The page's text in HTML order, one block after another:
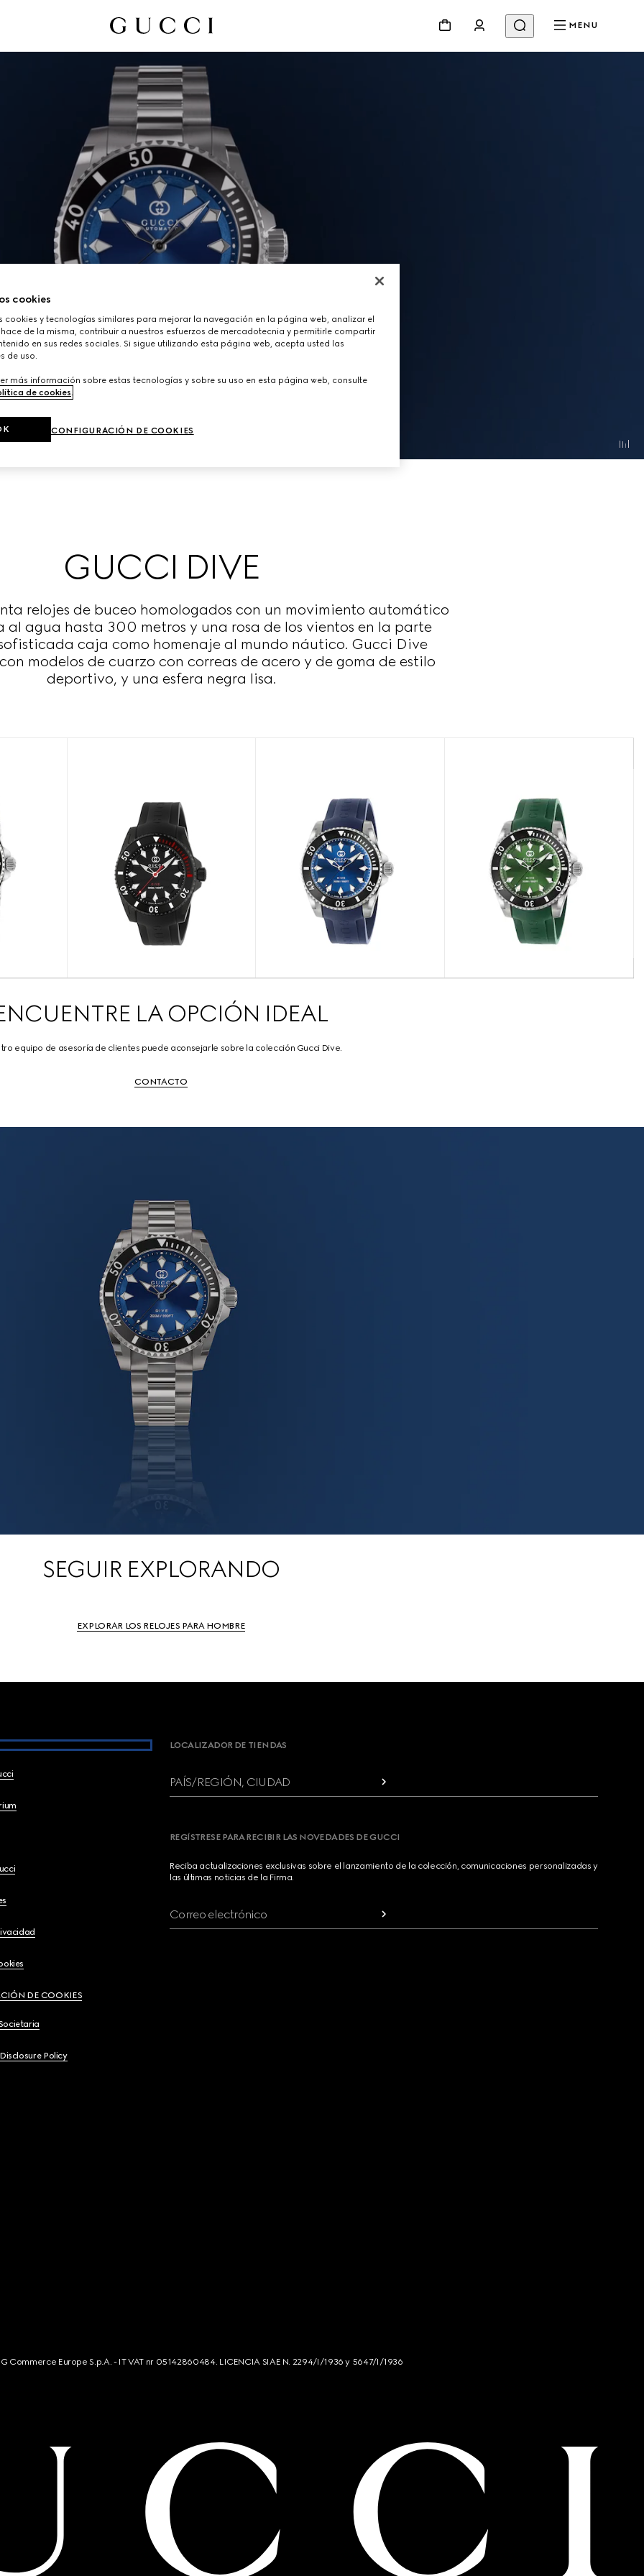
MENU
GUCCI DIVE
relojes de buceo homologados con un movimiento automático
al agua hasta 300 metros y una rosa de los vientos en la parte
caja como homenaje al mundo náutico. Gucci Dive
modelos de cuarzo con correas de acero y de goma de estilo
deportivo, y una esfera negra lisa.
LA OPCIÓN IDEAL
equipo de asesoría de clientes puede aconsejarle sobre la colección Gucci Dive.
CONTACTO
SEGUIR EXPLORANDO
EXPLORAR LOS RELOJES PARA HOMBRE
DE COOKIES
Policy
LOCALIZADOR DE TIENDAS
PAÍS/REGIÓN, CIUDAD
REGÍSTRESE PARA RECIBIR LAS NOVEDADES DE GUCCI
Reciba actualizaciones exclusivas sobre el lanzamiento de la colección, comunicaciones personalizadas y
las últimas noticias de la Firma.
Correo electrónico
Commerce Europe S.p.A. - IT VAT nr 05142860484. LICENCIA SIAE N. 2294/I/1936 y 5647/I/1936
cookies
cookies y tecnologías similares para mejorar la navegación en la página web, analizar el
de la misma, contribuir a nuestros esfuerzos de mercadotecnia y permitirle compartir
en sus redes sociales. Si sigue utilizando esta página web, acepta usted las
de uso.
más información sobre estas tecnologías y sobre su uso en esta página web, consulte
de cookies.
CONFIGURACIÓN DE COOKIES